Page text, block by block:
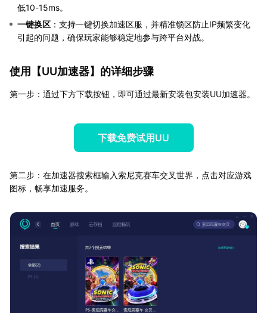
低10-15ms。
一键换区 ：支持一键切换加速区服，并精准锁区防止IP频繁变化
引起的问题，确保玩家能够稳定地参与跨平台对战。
使用【UU加速器】的详细步骤
第一步：通过下方下载按钮，即可通过最新安装包安装UU加速器。
下载免费试用UU
第二步：在加速器搜索框输入索尼克赛车交叉世界，点击对应游戏
图标，畅享加速服务。